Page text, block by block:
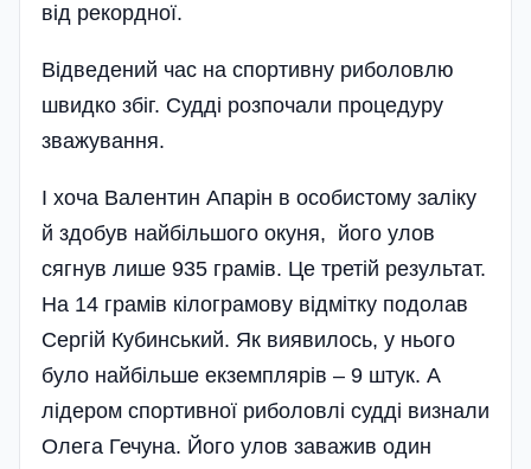
від рекордної.
Відведений час на спортивну риболовлю
швидко збіг. Судді розпочали процедуру
зважування.
І хоча Валентин Апарін в особистому заліку
й здобув найбільшого окуня, його улов
сягнув лише 935 грамів. Це третій результат.
На 14 грамів кілограмову відмітку подолав
Сергій Кубинський. Як виявилось, у нього
було найбільше екземплярів – 9 штук. А
лідером спортивної риболовлі судді визнали
Олега Гечуна. Його улов заважив один